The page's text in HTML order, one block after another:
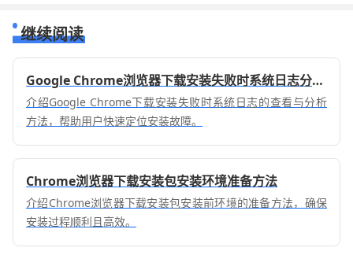
继续阅读
Google Chrome浏览器下载安装失败时系统日志分析技巧
介绍Google Chrome下载安装失败时系统日志的查看与分析
方法，帮助用户快速定位安装故障。
Chrome浏览器下载安装包安装环境准备方法
介绍Chrome浏览器下载安装包安装前环境的准备方法，确保
安装过程顺利且高效。